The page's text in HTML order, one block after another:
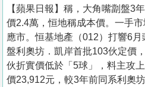
【蘋果日報】稱，大角嘴劏盤3
價2.4萬，恒地稱成本價。一手
應市。恒基地產（012）打響6
盤利奧坊．凱岸首批103伙定價
伙折實價低於「5球」，料主攻
價23,912元，較3年前同系利奧